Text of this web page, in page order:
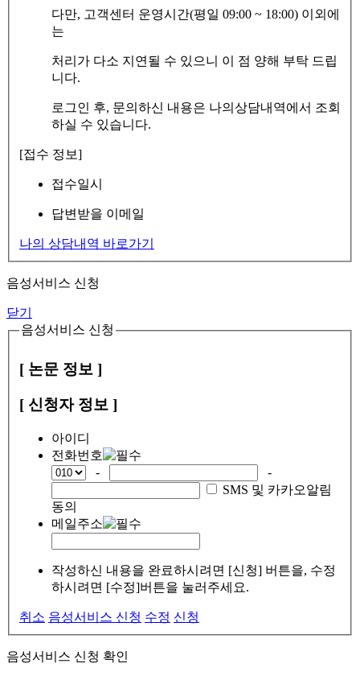
다만, 고객센터 운영시간(평일 09:00 ~ 18:00) 이외에
는
처리가 다소 지연될 수 있으니 이 점 양해 부탁 드립
니다.
로그인 후, 문의하신 내용은 나의상담내역에서 조회
하실 수 있습니다.
[접수 정보]
접수일시
답변받을 이메일
나의 상담내역 바로가기
음성서비스 신청
닫기
음성서비스 신청
[ 논문 정보 ]
[ 신청자 정보 ]
아이디
전화번호
-
-
SMS 및 카카오알림
동의
메일주소
작성하신 내용을 완료하시려면 [신청] 버튼을, 수정
하시려면 [수정]버튼을 눌러주세요.
취소 음성서비스 신청 수정 신청
음성서비스 신청 확인